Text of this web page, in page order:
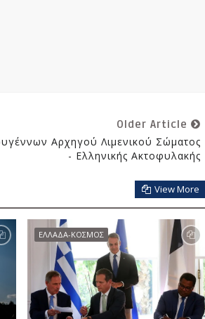
Older Article
Αρχηγού Λιμενικού Σώματος
- Ελληνικής Ακτοφυλακής
View More
ΕΛΛΑΔΑ-ΚΟΣΜΟΣ